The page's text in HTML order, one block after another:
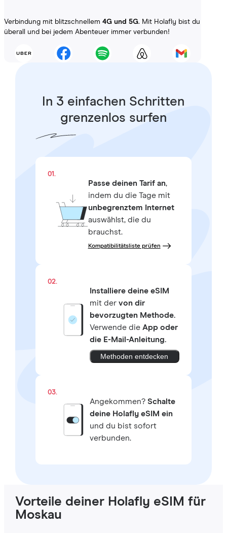
Verbindung mit blitzschnellem 4G und 5G. Mit Holafly bist du
überall und bei jedem Abenteuer immer verbunden!
In 3 einfachen Schritten
grenzenlos surfen
01.
Passe deinen Tarif an,
indem du die Tage mit
unbegrenztem Internet
auswählst, die du
brauchst.
Kompatibilitätsliste prüfen
02.
Installiere deine eSIM
mit der von dir
bevorzugten Methode.
Verwende die App oder
die E-Mail-Anleitung.
Methoden entdecken
03.
Angekommen? Schalte
deine Holafly eSIM ein
und du bist sofort
verbunden.
Vorteile deiner Holafly eSIM für
Moskau